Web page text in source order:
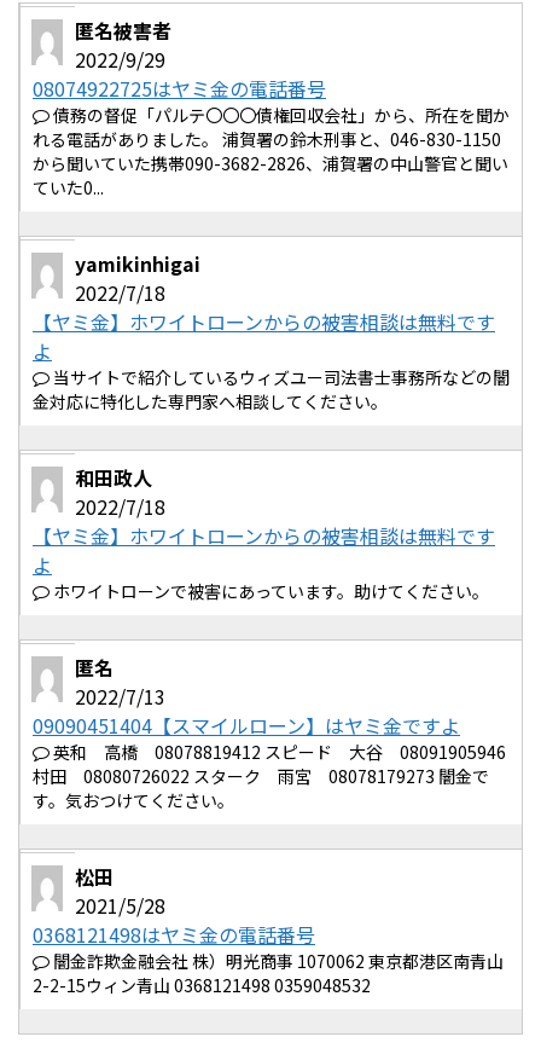
匿名被害者
2022/9/29
08074922725はヤミ金の電話番号
債務の督促「パルテ〇〇〇債権回収会社」から、所在を聞か
れる電話がありました。 浦賀署の鈴木刑事と、046-830-1150
から聞いていた携帯090-3682-2826、浦賀署の中山警官と聞い
ていた0...
yamikinhigai
2022/7/18
【ヤミ金】ホワイトローンからの被害相談は無料です
よ
当サイトで紹介しているウィズユー司法書士事務所などの闇
金対応に特化した専門家へ相談してください。
和田政人
2022/7/18
【ヤミ金】ホワイトローンからの被害相談は無料です
よ
ホワイトローンで被害にあっています。助けてください。
匿名
2022/7/13
09090451404【スマイルローン】はヤミ金ですよ
英和 高橋 08078819412 スピード 大谷 08091905946
村田 08080726022 スターク 雨宮 08078179273 闇金で
す。気おつけてください。
松田
2021/5/28
0368121498はヤミ金の電話番号
闇金詐欺金融会社 株）明光商事 1070062 東京都港区南青山
2-2-15ウィン青山 0368121498 0359048532